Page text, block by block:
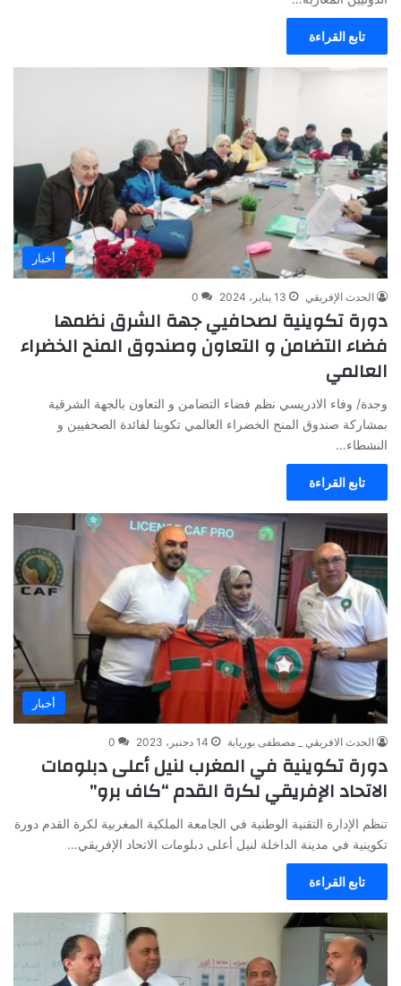
تابع القراءة
أخبار
الحدث الإفريقي 13 يناير، 2024 0
دورة تكوينية لصحافيي جهة الشرق نظمها
فضاء التضامن و التعاون وصندوق المنح الخضراء
العالمي
وجدة/ وفاء الادريسي نظم فضاء التضامن و التعاون بالجهة الشرقية
بمشاركة صندوق المنح الخضراء العالمي تكوينا لفائدة الصحفيين و
النشطاء…
تابع القراءة
أخبار
الحدث الافريقي _ مصطفى بوريابة 14 دجنبر، 2023 0
دورة تكوينية في المغرب لنيل أعلى دبلومات
الاتحاد الإفريقي لكرة القدم “كاف برو”
تنظم الإدارة التقنية الوطنية في الجامعة الملكية المغربية لكرة القدم دورة
تكوينية في مدينة الداخلة لنيل أعلى دبلومات الاتحاد الإفريقي…
تابع القراءة